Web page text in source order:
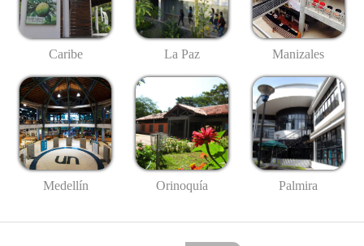
Caribe La Paz Manizales
Medellín Orinoquía Palmira